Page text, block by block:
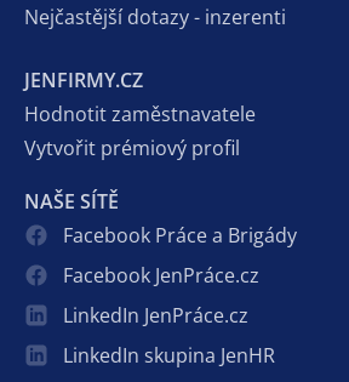
Nejčastější dotazy - inzerenti
JENFIRMY.CZ
Hodnotit zaměstnavatele
Vytvořit prémiový profil
NAŠE SÍTĚ
Facebook Práce a Brigády
Facebook JenPráce.cz
LinkedIn JenPráce.cz
LinkedIn skupina JenHR